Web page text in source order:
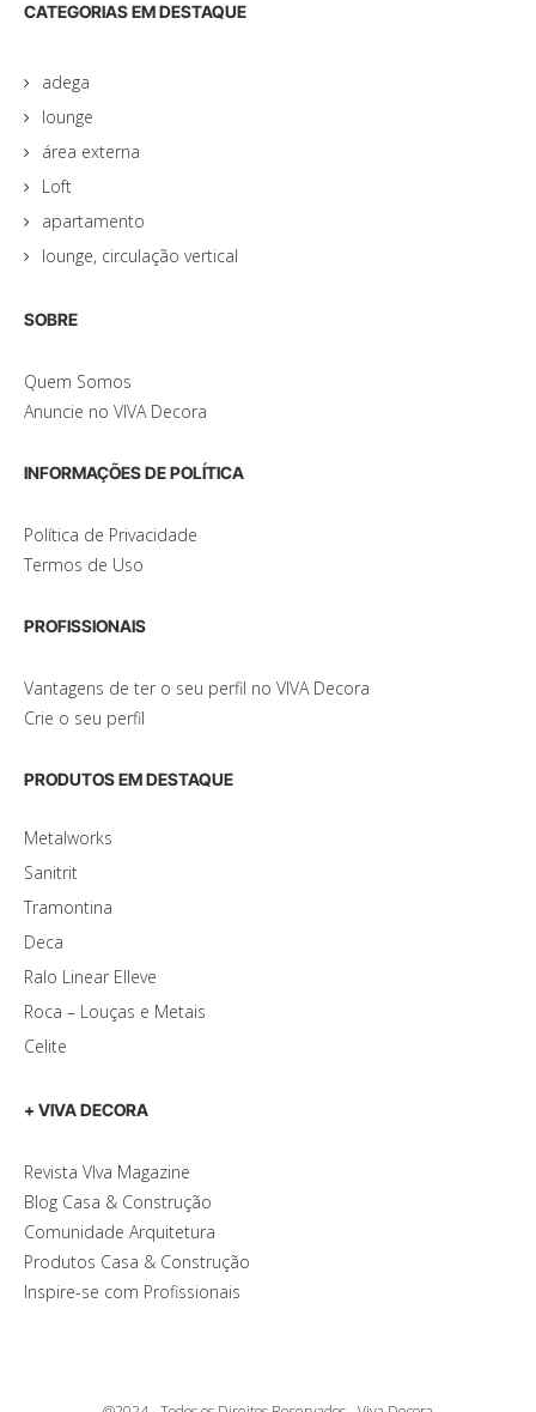
CATEGORIAS EM DESTAQUE
adega
lounge
área externa
Loft
apartamento
lounge, circulação vertical
SOBRE
Quem Somos
Anuncie no VIVA Decora
INFORMAÇÕES DE POLÍTICA
Política de Privacidade
Termos de Uso
PROFISSIONAIS
Vantagens de ter o seu perfil no VIVA Decora
Crie o seu perfil
PRODUTOS EM DESTAQUE
Metalworks
Sanitrit
Tramontina
Deca
Ralo Linear Elleve
Roca – Louças e Metais
Celite
+ VIVA DECORA
Revista VIva Magazine
Blog Casa & Construção
Comunidade Arquitetura
Produtos Casa & Construção
Inspire-se com Profissionais